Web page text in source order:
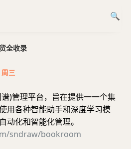
全收录
三
)管理平台，旨在提供一一个集
用各种智能助手和深度学习模
动化和智能化管理。
sndraw/bookroom